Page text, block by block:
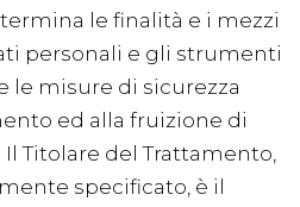
le finalità e i mezzi
personali e gli strumenti
le misure di sicurezza
ed alla fruizione di
Titolare del Trattamento,
specificato, è il